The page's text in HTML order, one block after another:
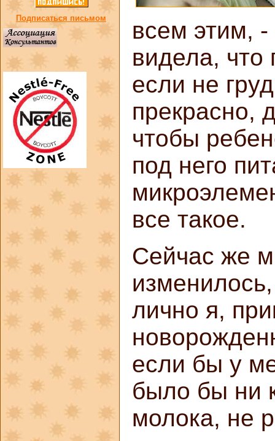
Подписаться письмом
всем этим, -
видела,
если не
прекрасно,
чтобы
под него
все такое.
Сейчас же
лично я,
если бы у
было бы ни
молока, не